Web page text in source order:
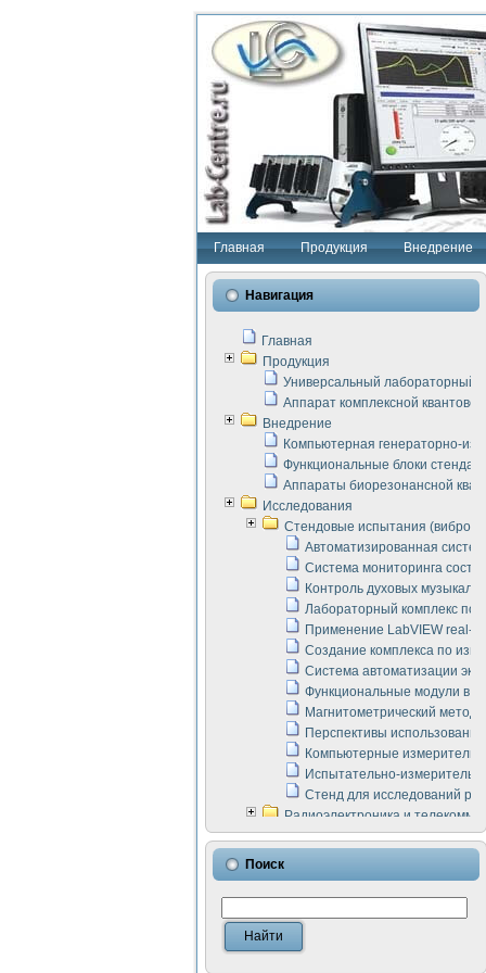
Главная Продукция Внедрение
Навигация
Главная
Продукция
Универсальный лабораторный
Аппарат комплексной
Внедрение
Компьютерная генераторно-
Функциональные блоки стенда
Аппараты биорезонансной
Исследования
Стендовые испытания
Автоматизированная
Система мониторинга
Контроль духовых
Лабораторный комплекс по
Применение LabVIEW real-
Создание комплекса по
Система автоматизации
Функциональные модули в
Магнитометрический метод
Перспективы
Компьютерные
Испытательно-
Стенд для исследований
Радиоэлектроника и
LabVIEW в расчетах
Аппаратно-программный
Виртуальный
Измерение шумовых
Измерительный
Инструменты для
Инструменты для
Поиск